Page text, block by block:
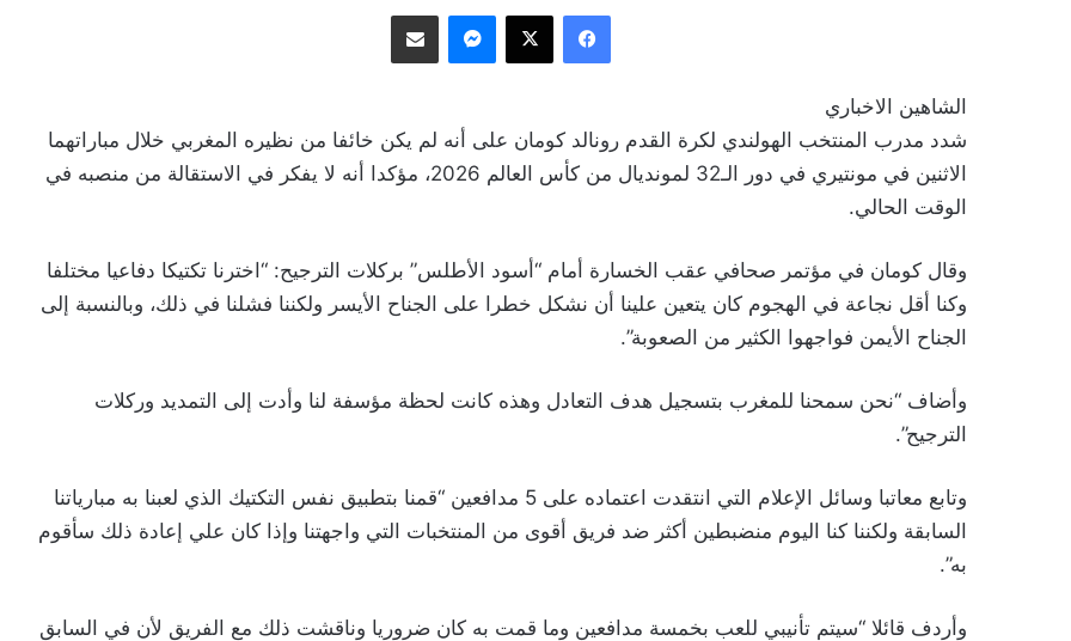
فيسبوك ‫X ماسنجر مشاركة عبر البريد
الشاهين الاخباري
شدد مدرب المنتخب الهولندي لكرة القدم رونالد كومان على أنه لم يكن خائفا من نظيره المغربي خلال مباراتهما
الاثنين في مونتيري في دور الـ32 لمونديال من كأس العالم 2026، مؤكدا أنه لا يفكر في الاستقالة من منصبه في
الوقت الحالي.
وقال كومان في مؤتمر صحافي عقب الخسارة أمام “أسود الأطلس” بركلات الترجيح: “اخترنا تكتيكا دفاعيا مختلفا
وكنا أقل نجاعة في الهجوم كان يتعين علينا أن نشكل خطرا على الجناح الأيسر ولكننا فشلنا في ذلك، وبالنسبة إلى
الجناح الأيمن فواجهوا الكثير من الصعوبة”.
وأضاف “نحن سمحنا للمغرب بتسجيل هدف التعادل وهذه كانت لحظة مؤسفة لنا وأدت إلى التمديد وركلات
الترجيح”.
وتابع معاتبا وسائل الإعلام التي انتقدت اعتماده على 5 مدافعين “قمنا بتطبيق نفس التكتيك الذي لعبنا به مبارياتنا
السابقة ولكننا كنا اليوم منضبطين أكثر ضد فريق أقوى من المنتخبات التي واجهتنا وإذا كان علي إعادة ذلك سأقوم
به”.
وأردف قائلا “سيتم تأنيبي للعب بخمسة مدافعين وما قمت به كان ضروريا وناقشت ذلك مع الفريق لأن في السابق